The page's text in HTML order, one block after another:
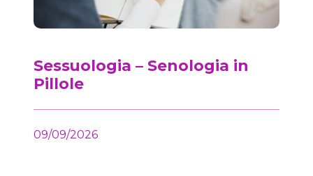
Sessuologia – Senologia in
Pillole
09/09/2026